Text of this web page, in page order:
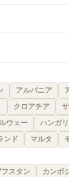
アルバニア
クロアチア
ウェー ハンガ
ンド マルタ
フスタン カンボ